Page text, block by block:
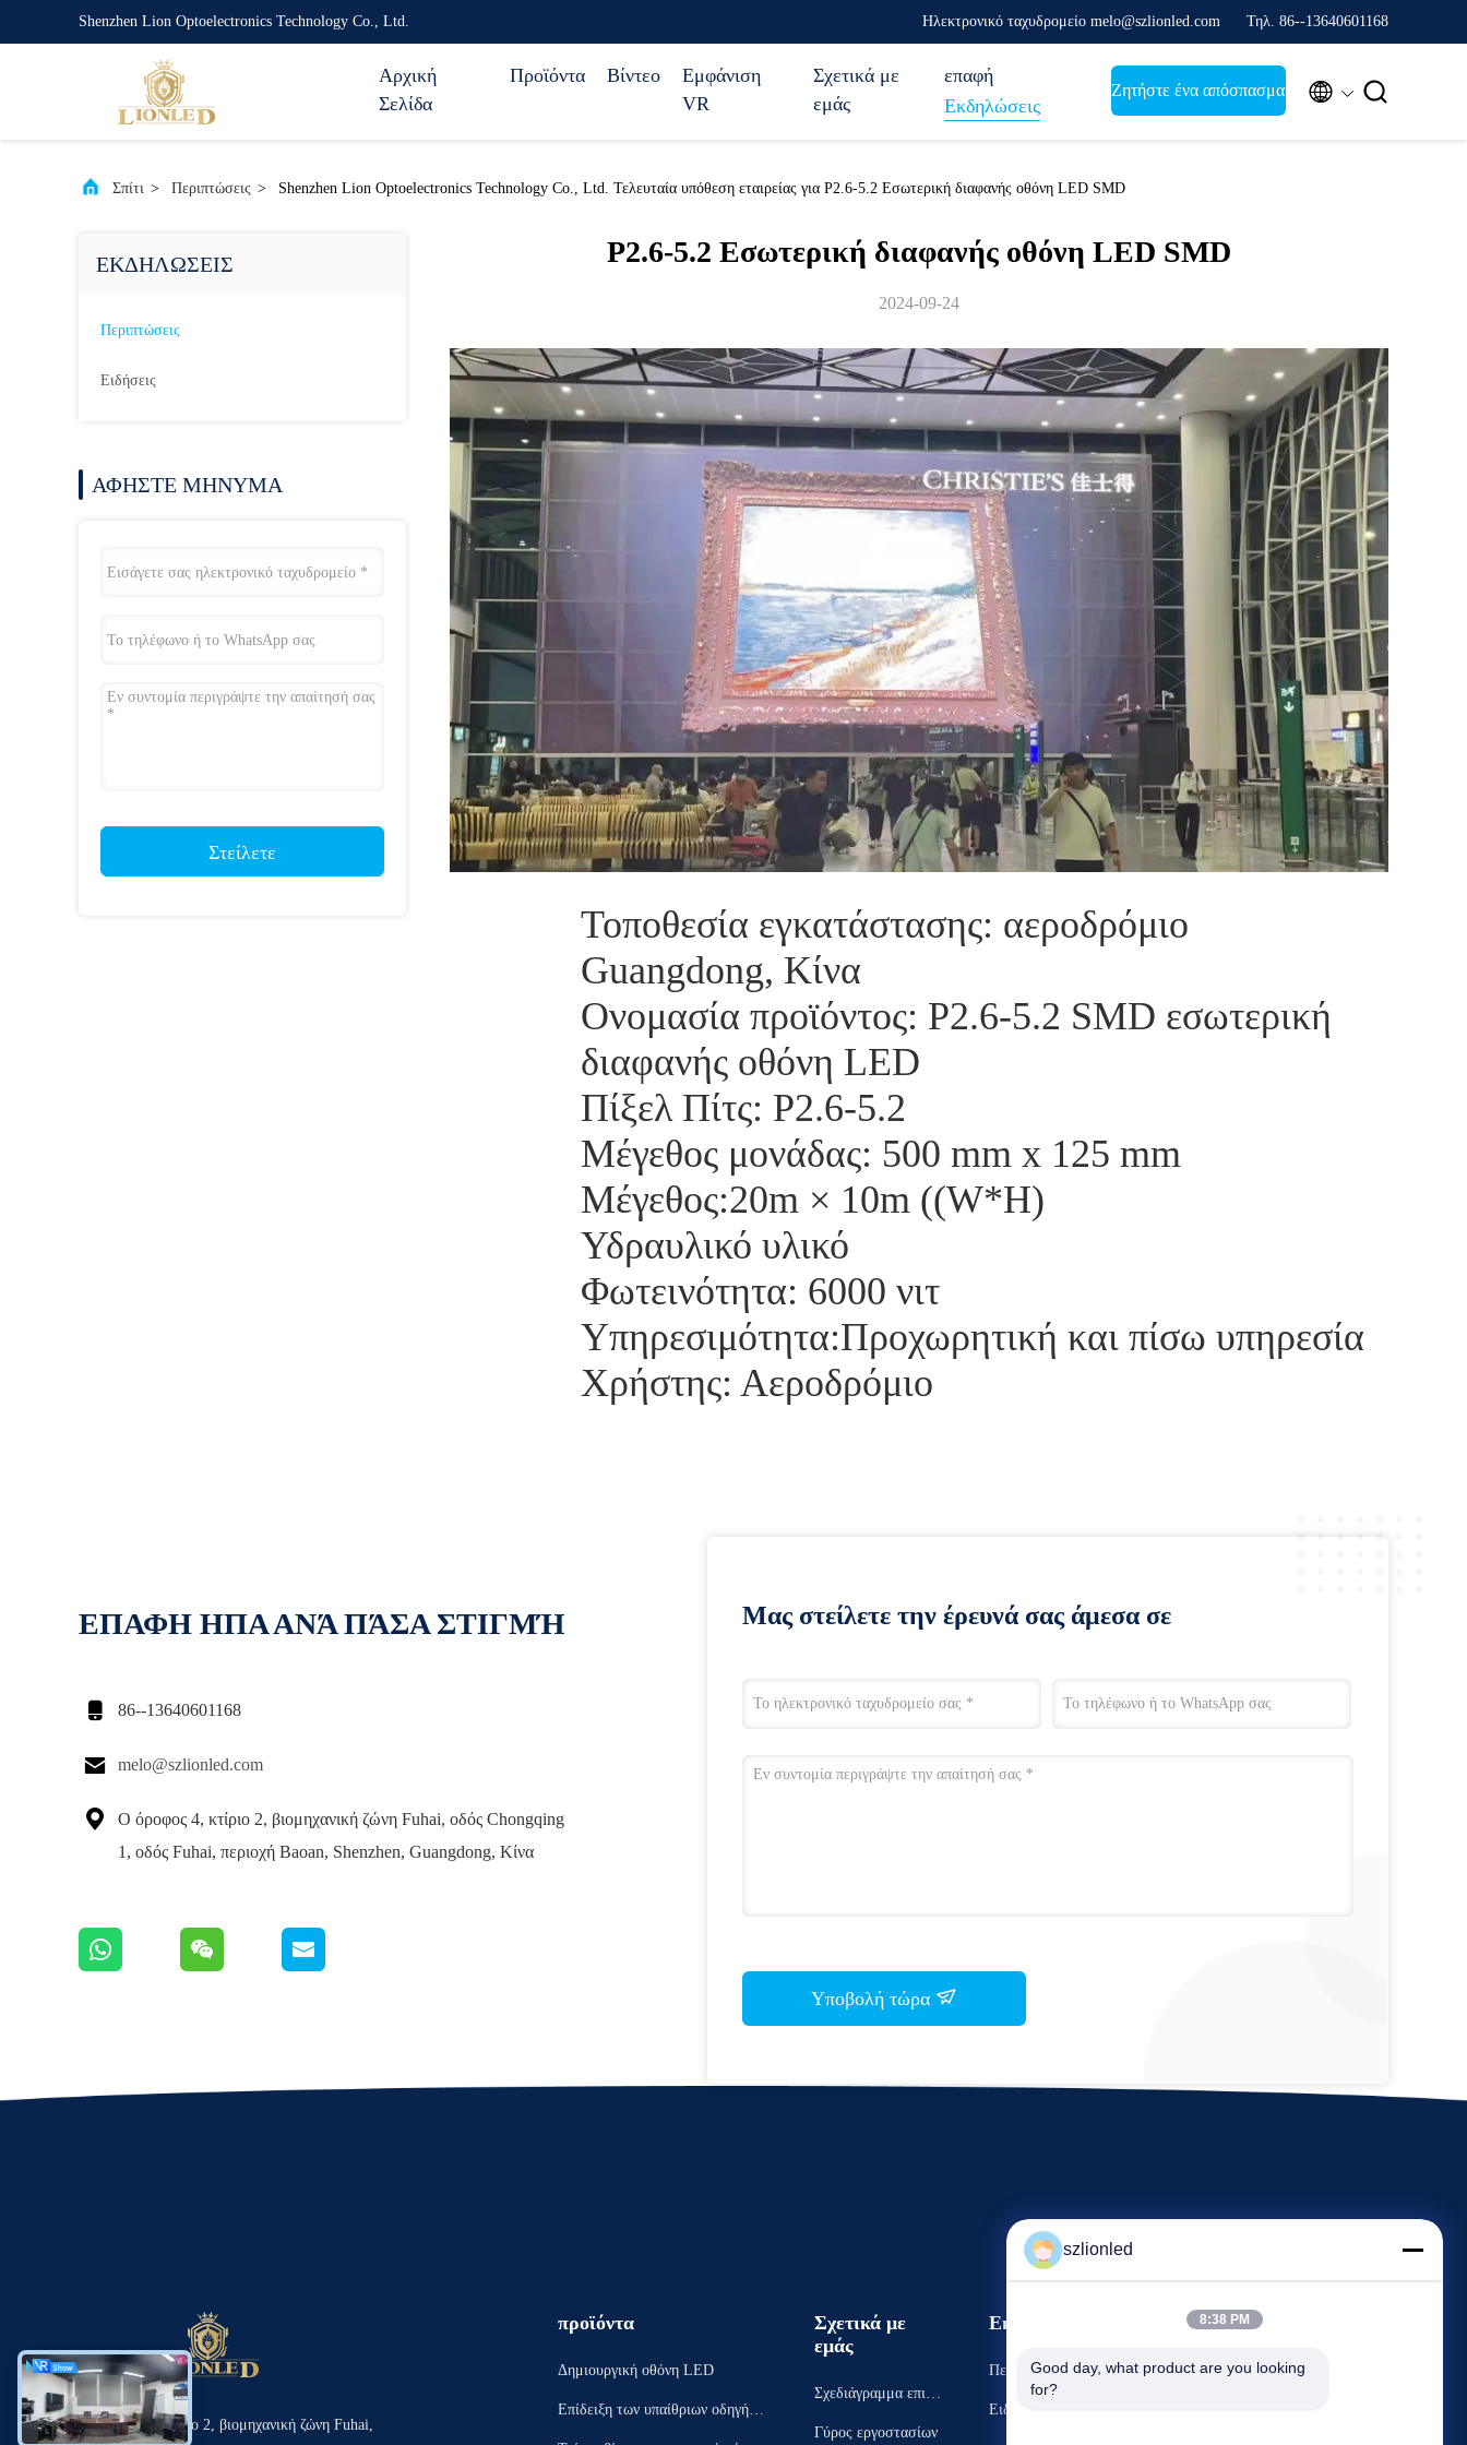
Shenzhen Lion Optoelectronics Technology Co., Ltd. Ηλεκτρονικό ταχυδρομείο melo@szlionled.com Τηλ. 86--13640601168
Αρχική
Σελίδα
Προϊόντα Βίντεο
Εμφάνιση
VR
Σχετικά με
εμάς
επαφή
Εκδηλώσεις
Ζητήστε ένα απόσπασμα  
Σπίτι > Περιπτώσεις > Shenzhen Lion Optoelectronics Technology Co., Ltd. Τελευταία υπόθεση εταιρείας για P2.6-5.2 Εσωτερική διαφανής οθόνη LED SMD
ΕΚΔΗΛΏΣΕΙΣ
Περιπτώσεις
Ειδήσεις
ΑΦΉΣΤΕ ΜΉΝΥΜΑ
Στείλετε
P2.6-5.2 Εσωτερική διαφανής οθόνη LED SMD
2024-09-24
Τοποθεσία εγκατάστασης: αεροδρόμιο
Guangdong, Κίνα
Ονομασία προϊόντος: P2.6-5.2 SMD εσωτερική
διαφανής οθόνη LED
Πίξελ Πίτς: P2.6-5.2
Μέγεθος μονάδας: 500 mm x 125 mm
Μέγεθος:20m × 10m ((W*H)
Υδραυλικό υλικό
Φωτεινότητα: 6000 νιτ
Υπηρεσιμότητα:Προχωρητική και πίσω υπηρεσία
Χρήστης: Αεροδρόμιο
ΕΠΑΦΗ ΗΠΑ ΑΝΆ ΠΆΣΑ ΣΤΙΓΜΉ
 86--13640601168
 melo@szlionled.com

Ο όροφος 4, κτίριο 2, βιομηχανική ζώνη Fuhai, οδός Chongqing
1, οδός Fuhai, περιοχή Baoan, Shenzhen, Guangdong, Κίνα
Μας στείλετε την έρευνά σας άμεσα σε
Υποβολή τώρα
Ο όροφος 4, κτίριο 2, βιομηχανική ζώνη Fuhai,
προϊόντα
Δημιουργική οθόνη LED
Επίδειξη των υπαίθριων οδηγήσε
Σχετικά με
εμάς
Σχεδιάγραμμα επιχεί
Γύρος εργοστασίων
Εκδηλώσεις
Περιπτώσεις
Ειδήσεις
szlionled
8:38 PM
Good day, what product are you looking
for?